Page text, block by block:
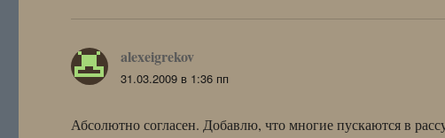
alexeigrekov
31.03.2009 в 1:36 пп
Абсолютно согласен. Добавлю, что многие пускаются в